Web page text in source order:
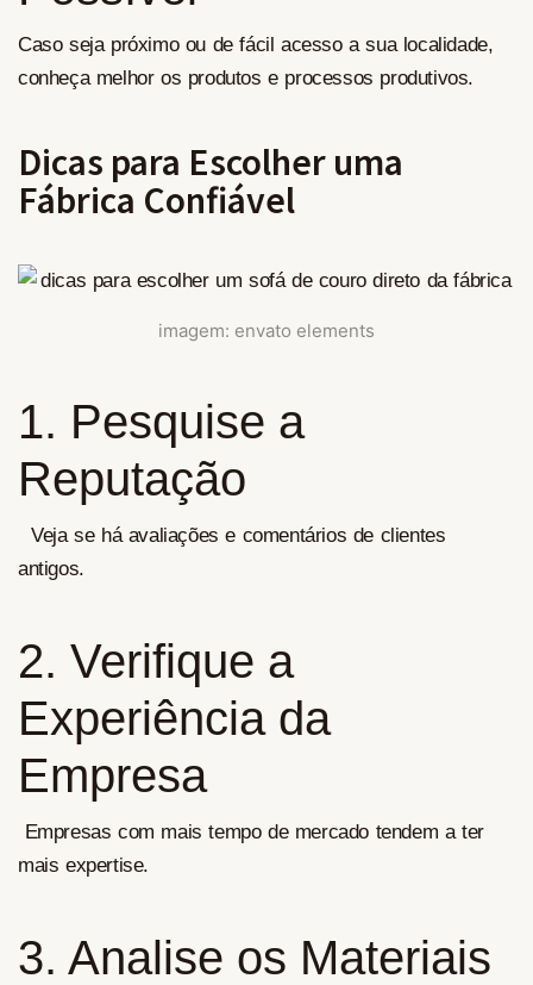
Caso seja próximo ou de fácil acesso a sua localidade,
conheça melhor os produtos e processos produtivos.
Dicas para Escolher uma
Fábrica Confiável
imagem: envato elements
1. Pesquise a
Reputação
Veja se há avaliações e comentários de clientes
antigos.
2. Verifique a
Experiência da
Empresa
Empresas com mais tempo de mercado tendem a ter
mais expertise.
3. Analise os Materiais